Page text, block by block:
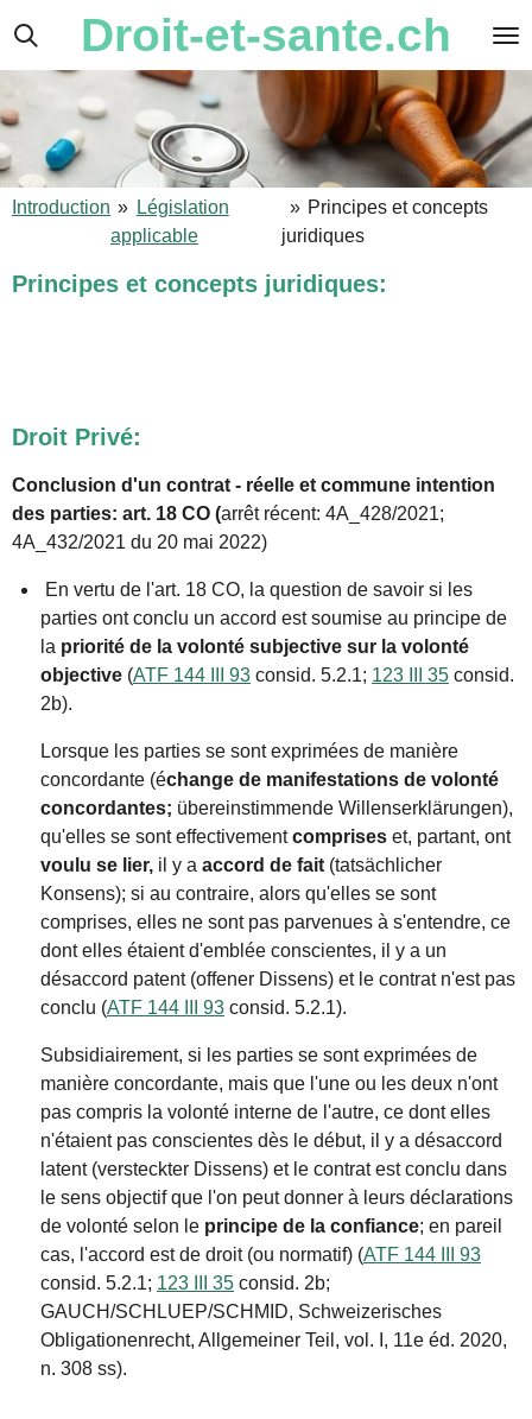
Passer
contenu
principal
Droit-et-sante.ch
Introduction » Législation
applicable
» Principes et concepts
juridiques
Principes et concepts juridiques:
Droit Privé:
Conclusion d'un contrat - réelle et commune intention
des parties: art. 18 CO (arrêt récent: 4A 428/2021;
4A _432/2021 du 20 mai 2022)
En vertu de l'art. 18 CO, la question de savoir si les
parties ont conclu un accord est soumise au principe de
la priorité de la volonté subjective sur la volonté
objective (ATF 144 III 93 consid. 5.2.1; 123 III 35 consid.
2b).
Lorsque les parties se sont exprimées de manière
concordante (échange de manifestations de volonté
concordantes; übereinstimmende Willenserklärungen),
qu'elles se sont effectivementcomprises et, partant, ont
voulu se lier, il y a accord de fait (tatsächlicher
Konsens); si au contraire, alors qu'elles se sont
comprises, elles ne sont pas parvenues à s'entendre, ce
dont elles étaient d'emblée conscientes, il y a un
désaccord patent (offener Dissens) et le contrat n'est pas
conclu (ATF 144 III 93 consid. 5.2.1).
Subsidiairement, si les parties se sont exprimées de
manière concordante, mais que l'une ou les deux n'ont
pas compris la volonté interne de l'autre, ce dont elles
n'étaient pas conscientes dès le début, il y a désaccord
latent (versteckter Dissens) et le contrat est conclu dans
le sens objectif que l'on peut donner à leurs déclarations
de volonté selon le principe de la confiance; en pareil
cas, l'accord est de droit (ou normatif) (ATF 144 III 93
consid. 5.2.1; 123 III 35 consid. 2b;
GAUCH/SCHLUEP/SCHMID, Schweizerisches
Obligationenrecht, Allgemeiner Teil, vol. I, 11e éd. 2020,
n. 308 ss).